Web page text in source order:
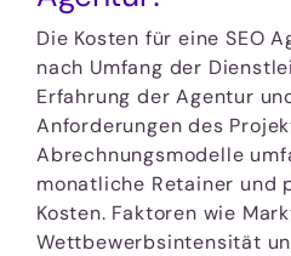
Die Kosten für eine SEO
nach Umfang der
Erfahrung der Agentur
Anforderungen des
Abrechnungsmodelle
monatliche Retainer und
Kosten. Faktoren wie
Wettbewerbsintensität